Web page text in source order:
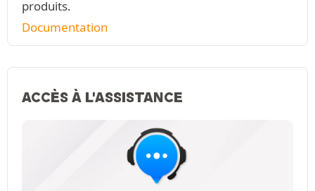
produits.
Documentation
ACCÈS À L'ASSISTANCE